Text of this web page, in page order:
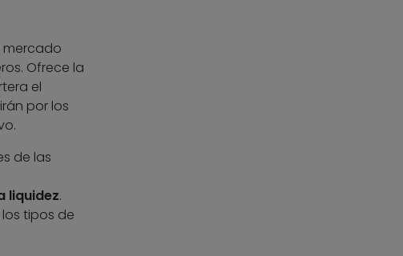
mercado
Ofrece la
el
por los
de las
liquidez.
tipos de